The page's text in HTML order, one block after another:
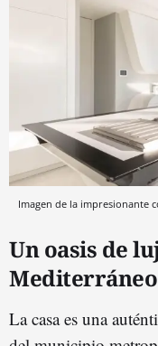
Imagen de la impresionante
Un oasis de
Mediterráneo
La casa es una